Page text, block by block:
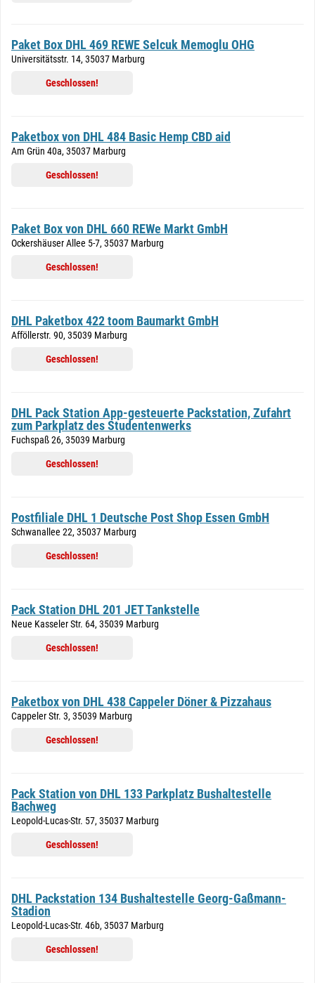
Paket Box DHL 469 REWE Selcuk Memoglu OHG
Universitätsstr. 14, 35037 Marburg
Geschlossen!
Paketbox von DHL 484 Basic Hemp CBD aid
Am Grün 40a, 35037 Marburg
Geschlossen!
Paket Box von DHL 660 REWe Markt GmbH
Ockershäuser Allee 5-7, 35037 Marburg
Geschlossen!
DHL Paketbox 422 toom Baumarkt GmbH
Afföllerstr. 90, 35039 Marburg
Geschlossen!
DHL Pack Station App-gesteuerte Packstation, Zufahrt
zum Parkplatz des Studentenwerks
Fuchspaß 26, 35039 Marburg
Geschlossen!
Postfiliale DHL 1 Deutsche Post Shop Essen GmbH
Schwanallee 22, 35037 Marburg
Geschlossen!
Pack Station DHL 201 JET Tankstelle
Neue Kasseler Str. 64, 35039 Marburg
Geschlossen!
Paketbox von DHL 438 Cappeler Döner & Pizzahaus
Cappeler Str. 3, 35039 Marburg
Geschlossen!
Pack Station von DHL 133 Parkplatz Bushaltestelle
Bachweg
Leopold-Lucas-Str. 57, 35037 Marburg
Geschlossen!
DHL Packstation 134 Bushaltestelle Georg-Gaßmann-
Stadion
Leopold-Lucas-Str. 46b, 35037 Marburg
Geschlossen!